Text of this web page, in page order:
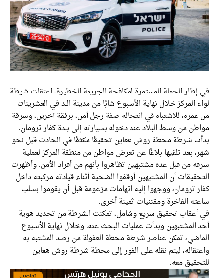
في إطار الحملة المستمرة لمكافحة الجريمة الخطيرة، اعتقلت شرطة
لواء المركز خلال نهاية الأسبوع شابًا من مدينة اللد في العشرينات
من عمره، للاشتباه في انتحاله صفة رجل أمن، برفقة آخرين، وسرقة
مواطن من وسط البلاد عند دخوله بسيارته إلى بلدة كفار ترومان.
بدأت شرطة محطة روش هعاين تحقيقًا مكثفًا في الحادث قبل نحو
شهر، بعد تلقيها بلاغًا عن تعرض مواطن من منطقة المركز لعملية
سرقة من قبل عدة مشتبهين تظاهروا بأنهم من أفراد الأمن. وأظهرت
التحقيقات أن المشتبهين أوقفوا الضحية أثناء قيادته مركبته داخل
كفار ترومان، ووجهوا إليه اتهامات مزعومة قبل أن يقوموا بسلب
ساعته الفاخرة ومقتنيات ثمينة أخرى.
في أعقاب تحقيق سريع وشامل، تمكنت الشرطة من تحديد هوية
أحد المشتبهين وبدأت عمليات البحث عنه. وخلال نهاية الأسبوع
الماضي، تمكن عناصر شرطة محطة العفولة من رصد المشتبه به
واعتقاله، ليتم نقله على الفور إلى محطة شرطة روش هعاين
للتحقيق معه.